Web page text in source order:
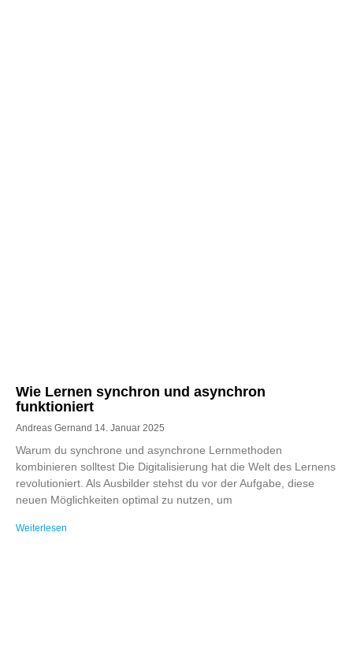
Wie Lernen synchron und asynchron
funktioniert
Andreas Gernand 14. Januar 2025
Warum du synchrone und asynchrone Lernmethoden
kombinieren solltest Die Digitalisierung hat die Welt des Lernens
revolutioniert. Als Ausbilder stehst du vor der Aufgabe, diese
neuen Möglichkeiten optimal zu nutzen, um
Weiterlesen